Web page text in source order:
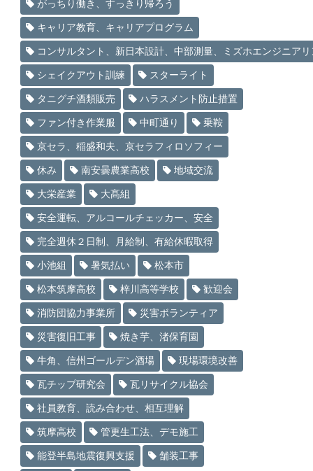
がっちり働き、すっきり帰ろう
キャリア教育、キャリアプログラム
コンサルタント、新日本設計、中部測量、ミズホエンジニアリ
シェイクアウト訓練 スターライト
タニグチ酒類販売 ハラスメント防止措置
ファン付き作業服 中町通り 乗鞍
京セラ、稲盛和夫、京セラフィロソフィー
休み 南安曇農業高校 地域交流
大栄産業 大髙組
安全運転、アルコールチェッカー、安全
完全週休２日制、月給制、有給休暇取得
小池組 暑気払い 松本市
松本筑摩高校 梓川高等学校 歓迎会
消防団協力事業所 災害ボランティア
災害復旧工事 焼き芋、渚保育園
牛角、信州ゴールデン酒場 現場環境改善
瓦チップ研究会 瓦リサイクル協会
社員教育、読み合わせ、相互理解
筑摩高校 管更生工法、デモ施工
能登半島地震復興支援 舗装工事